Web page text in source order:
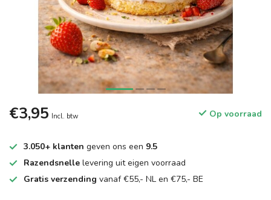
€3,95 Incl. btw Op voorraad
3.050+ klanten geven ons een 9.5
Razendsnelle levering uit eigen voorraad
Gratis verzending vanaf €55,- NL en €75,- BE